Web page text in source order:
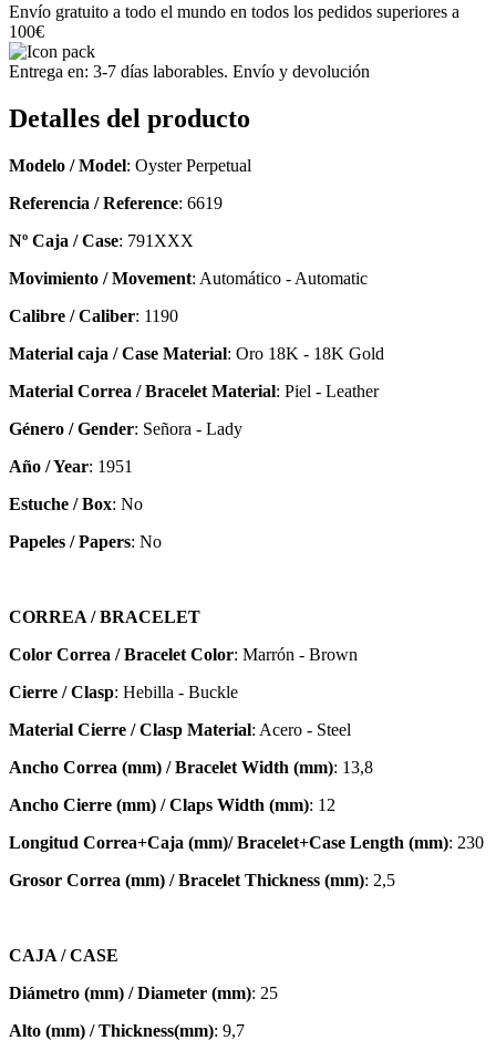
Envío gratuito a todo el mundo en todos los pedidos superiores a
100€
Entrega en: 3-7 días laborables. Envío y devolución
Detalles del producto
Modelo / Model: Oyster Perpetual
Referencia / Reference: 6619
Nº Caja / Case: 791XXX
Movimiento / Movement: Automático - Automatic
Calibre / Caliber: 1190
Material caja / Case Material: Oro 18K - 18K Gold
Material Correa / Bracelet Material: Piel - Leather
Género / Gender: Señora - Lady
Año / Year: 1951
Estuche / Box: No
Papeles / Papers: No
CORREA / BRACELET
Color Correa / Bracelet Color: Marrón - Brown
Cierre / Clasp: Hebilla - Buckle
Material Cierre / Clasp Material: Acero - Steel
Ancho Correa (mm) / Bracelet Width (mm): 13,8
Ancho Cierre (mm) / Claps Width (mm): 12
Longitud Correa+Caja (mm)/ Bracelet+Case Length (mm): 230
Grosor Correa (mm) / Bracelet Thickness (mm): 2,5
CAJA / CASE
Diámetro (mm) / Diameter (mm): 25
Alto (mm) / Thickness(mm): 9,7